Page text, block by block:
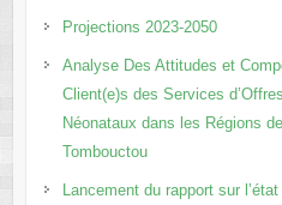
Projections 2023-2050
Analyse Des Attitudes et
Client(e)s des Services
Néonataux dans les Régions
Tombouctou
Lancement du rapport sur